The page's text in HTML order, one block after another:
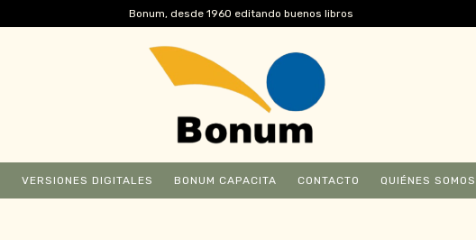
Bonum, desde 1960 editando buenos libros
VERSIONES DIGITALES BONUM CAPACITA CONTACTO QUIÉNES SOMOS